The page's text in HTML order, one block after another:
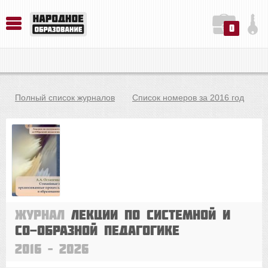
0
Полный список журналов Список номеров за 2016 год
Журнал Лекции по системной и
со-Образной педагогике
2016 – 2026